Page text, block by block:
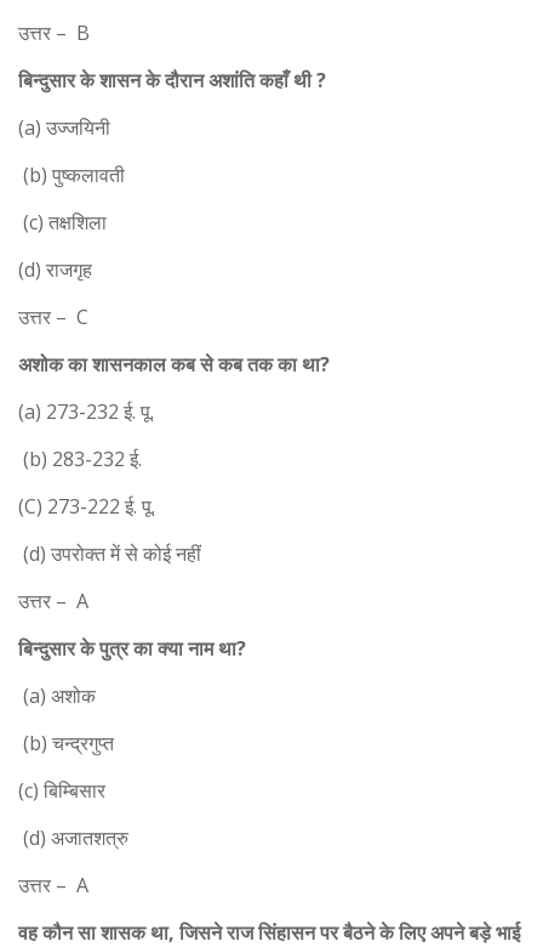
उत्तर – B
बिन्दुसार के शासन के दौरान अशांति कहाँ थी ?
(a) उज्जयिनी
(b) पुष्कलावती
(c) तक्षशिला
(d) राजगृह
उत्तर – C
अशोक का शासनकाल कब से कब तक का था?
(a) 273-232 ई. पू.
(b) 283-232 ई.
(C) 273-222 ई. पू.
(d) उपरोक्त में से कोई नहीं
उत्तर – A
बिन्दुसार के पुत्र का क्या नाम था?
(a) अशोक
(b) चन्द्रगुप्त
(c) बिम्बिसार
(d) अजातशत्रु
उत्तर – A
वह कौन सा शासक था, जिसने राज सिंहासन पर बैठने के लिए अपने बड़े भाई